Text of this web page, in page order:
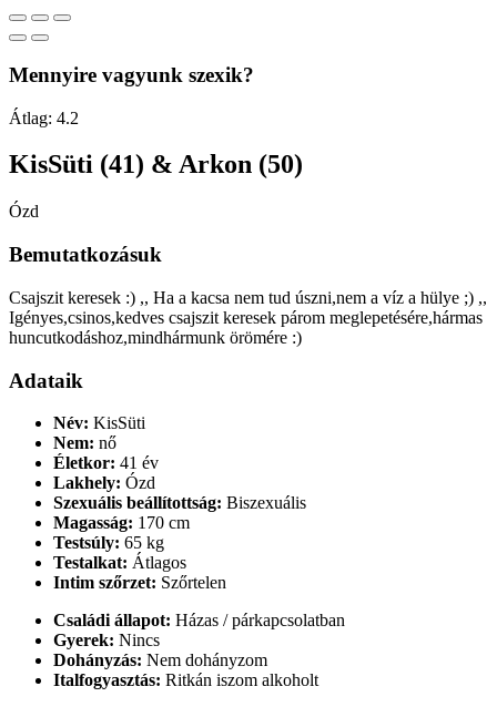
Mennyire vagyunk szexik?
Átlag: 4.2
KisSüti (41) & Arkon (50)
Ózd
Bemutatkozásuk
Csajszit keresek :) ,, Ha a kacsa nem tud úszni,nem a víz a hülye ;) ,,
Igényes,csinos,kedves csajszit keresek párom meglepetésére,hármas
huncutkodáshoz,mindhármunk örömére :)
Adataik
Név: KisSüti
Nem: nő
Életkor: 41 év
Lakhely: Ózd
Szexuális beállítottság: Biszexuális
Magasság: 170 cm
Testsúly: 65 kg
Testalkat: Átlagos
Intim szőrzet: Szőrtelen
Családi állapot: Házas / párkapcsolatban
Gyerek: Nincs
Dohányzás: Nem dohányzom
Italfogyasztás: Ritkán iszom alkoholt